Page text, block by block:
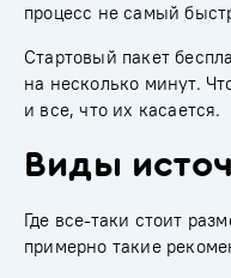
процесс не самый
Стартовый пакет
на несколько минут.
и все, что их касается.
Виды
Где все-таки стоит
примерно такие